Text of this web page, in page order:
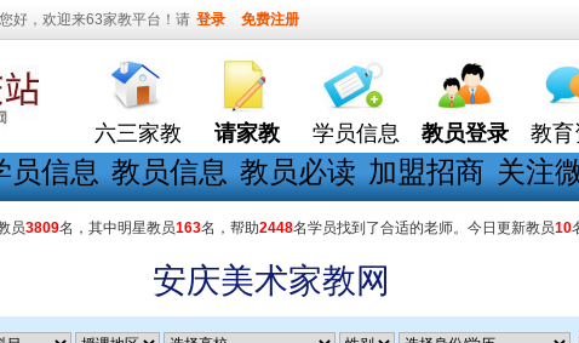
好，欢迎来63家教平台！请 登录 免费注册
六三家教 请家教 学员信息 教员登录 教育
员信息 教员信息 教员必读 加盟招商 关注
员3809名，其中明星教员163名，帮助2448名学员找到了合适的老师。今日更新教员10
安庆美术家教网